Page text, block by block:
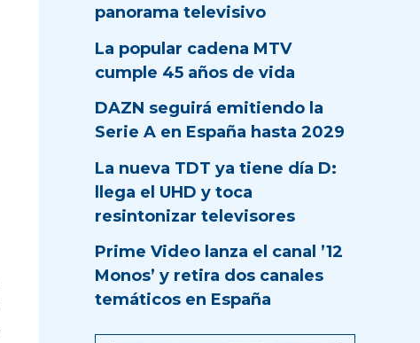
panorama televisivo
La popular cadena MTV
cumple 45 años de vida
DAZN seguirá emitiendo la
Serie A en España hasta 2029
La nueva TDT ya tiene día D:
llega el UHD y toca
resintonizar televisores
Prime Video lanza el canal ’12
Monos’ y retira dos canales
temáticos en España